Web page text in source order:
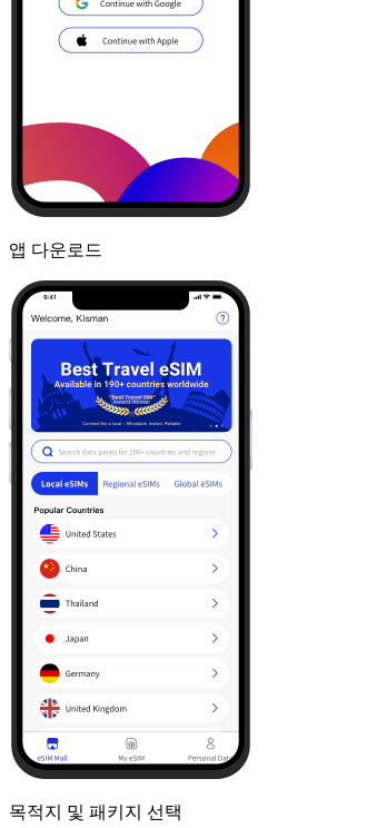
앱 다운로드
목적지 및 패키지 선택